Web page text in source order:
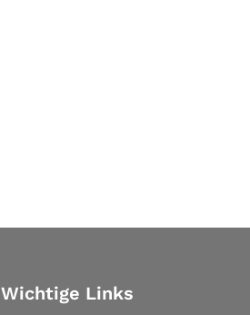
Wichtige Links